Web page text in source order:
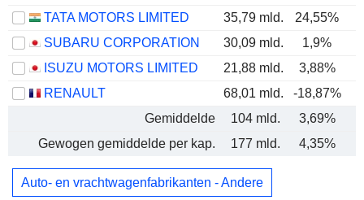
TATA MOTORS LIMITED
35,79 mld. 24,55%
SUBARU CORPORATION
30,09 mld. 1,9%
ISUZU MOTORS LIMITED
21,88 mld. 3,88%
RENAULT
68,01 mld. -18,87%
Gemiddelde
104 mld. 3,69%
Gewogen gemiddelde per kap.
177 mld. 4,35%
Auto- en vrachtwagenfabrikanten - Andere